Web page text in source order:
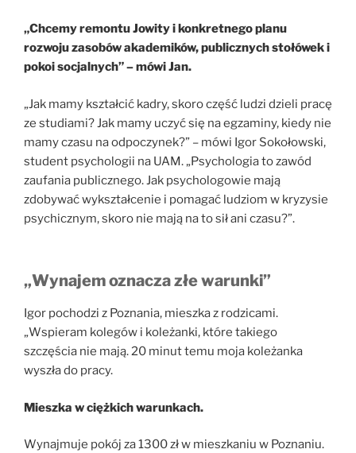
„Chcemy remontu Jowity i konkretnego planu
rozwoju zasobów akademików, publicznych stołówek i
pokoi socjalnych” – mówi Jan.
„Jak mamy kształcić kadry, skoro część ludzi dzieli pracę
ze studiami? Jak mamy uczyć się na egzaminy, kiedy nie
mamy czasu na odpoczynek?” – mówi Igor Sokołowski,
student psychologii na UAM. „Psychologia to zawód
zaufania publicznego. Jak psychologowie mają
zdobywać wykształcenie i pomagać ludziom w kryzysie
psychicznym, skoro nie mają na to sił ani czasu?”.
„Wynajem oznacza złe warunki”
Igor pochodzi z Poznania, mieszka z rodzicami.
„Wspieram kolegów i koleżanki, które takiego
szczęścia nie mają. 20 minut temu moja koleżanka
wyszła do pracy.
Mieszka w ciężkich warunkach.
Wynajmuje pokój za 1300 zł w mieszkaniu w Poznaniu.